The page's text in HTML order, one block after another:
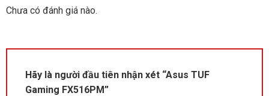
Chưa có đánh giá nào.
Hãy là người đầu tiên nhận xét “Asus TUF
Gaming FX516PM”